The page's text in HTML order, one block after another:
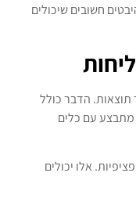
חשובים שיכולים
תוצאות. הדבר כולל
מתבצע עם כלים
אלו יכולים